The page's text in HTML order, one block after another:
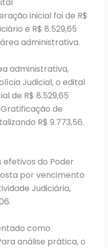
inicial foi de R$
e R$ 8.529,65
administrativa.
administrativa,
Judicial, o edital
de R$ 8.529,65
Gratificação de
R$ 9.773,56.
do Poder
por vencimento
Judiciária,
como
análise prática, o